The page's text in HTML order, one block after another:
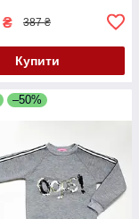
₴ 387 ₴
Купити
–50%